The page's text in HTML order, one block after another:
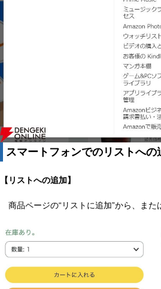
スマートフォンでのリストへの
【リストへの追加】
商品ページの“リストに追加”から、また